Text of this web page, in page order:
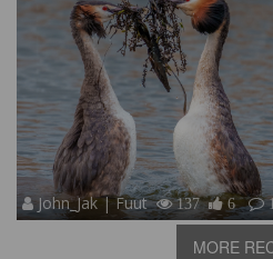
John_Jak | Fuut 137 6
MORE